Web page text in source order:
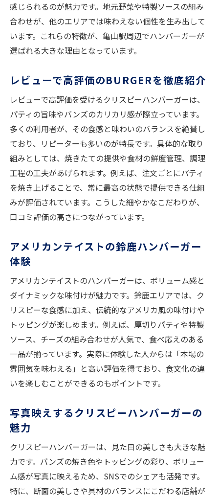
感じられるのが魅力です。地元野菜や特製ソースの組み
合わせが、他のエリアでは味わえない個性を生み出して
います。これらの特徴が、亀山駅周辺でハンバーガーが
選ばれる大きな理由となっています。
レビューで高評価のBURGERを徹底紹介
レビューで高評価を受けるクリスピーハンバーガーは、
パティの旨味やバンズのカリカリ感が際立っています。
多くの利用者が、その食感と味わいのバランスを絶賛し
ており、リピーターも多いのが特長です。具体的な取り
組みとしては、焼きたての提供や食材の鮮度管理、調理
工程の工夫があげられます。例えば、注文ごとにパティ
を焼き上げることで、常に最高の状態で提供できる仕組
みが評価されています。こうした細やかなこだわりが、
口コミ評価の高さにつながっています。
アメリカンテイストの鈴鹿ハンバーガー
体験
アメリカンテイストのハンバーガーは、ボリューム感と
ダイナミックな味付けが魅力です。鈴鹿エリアでは、ク
リスピーな食感に加え、伝統的なアメリカ風の味付けや
トッピングが楽しめます。例えば、厚切りパティや特製
ソース、チーズの組み合わせが人気で、食べ応えのある
一品が揃っています。実際に体験した人からは「本場の
雰囲気を味わえる」と高い評価を得ており、食文化の違
いを楽しむことができるのもポイントです。
写真映えするクリスピーハンバーガーの
魅力
クリスピーハンバーガーは、見た目の美しさも大きな魅
力です。バンズの焼き色やトッピングの彩り、ボリュー
ム感が写真に映えるため、SNSでのシェアも活発です。
特に、断面の美しさや具材のバランスにこだわる店舗が